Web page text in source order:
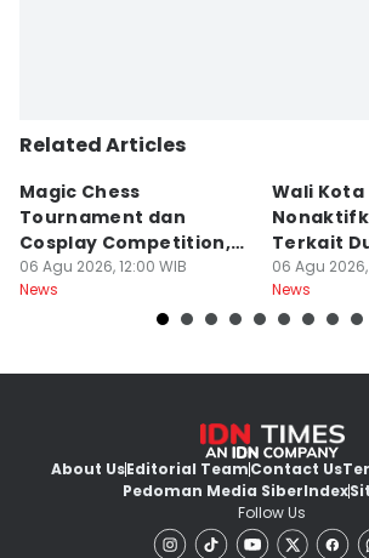
Related Articles
Magic Chess
Tournament dan
Cosplay Competition,
Catat Tanggalnya
06 Agu 2026, 12:00 WIB
News
Wali Kota
Terkait
06 Agu 2026,
News
About UsEditorial TeamContact Us
Pedoman Media SiberIndex
Follow Us